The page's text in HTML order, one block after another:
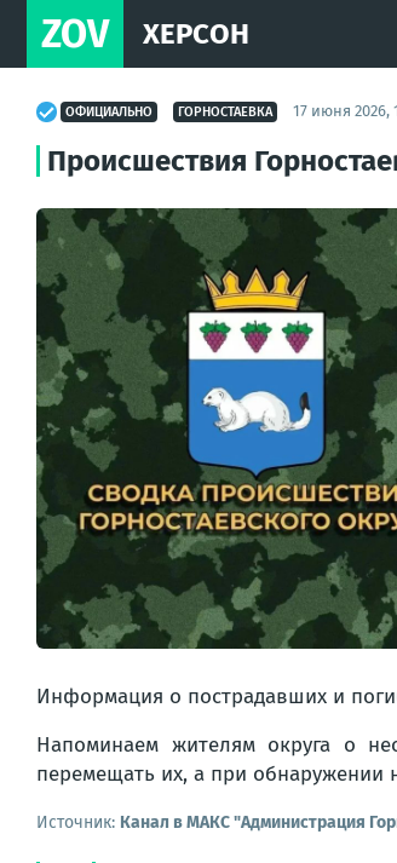
ZOV ХЕРСОН
ОФИЦИАЛЬНО ГОРНОСТАЕВКА 17 июня 2026,
Происшествия
Информация о пострадавших и
Напоминаем жителям округа о
перемещать их, а при обнаружении
Источник: Канал в МАКС "Администрация